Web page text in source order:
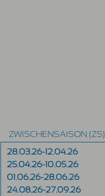
ZWISCHENSAISON (ZS)
28.03.26-12.04.26
25.04.26-10.05.26
01.06.26-28.06.26
24.08.26-27.09.26